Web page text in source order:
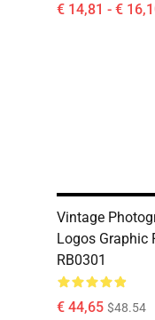
€ 14,81 - €
Vintage
Logos Graphic
RB0301
€ 44,65 $48.54